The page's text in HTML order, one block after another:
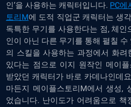
인’을 사용하는 캐릭터입니다. PC에
토리M에 도적 직업군 캐릭터는 생
독특한 무기를 사용한다는 점, 체인
인이 아닌 다른 무기를 통해 펼칠
의 스킬을 사용하는 과정에서 화려
있다는 점으로 이지 원작인 메이
받았던 캐릭터가 바로 카데나인데
마든지 메이플스토리M에서 생성,
었습니다. 난이도가 어려움으로 책